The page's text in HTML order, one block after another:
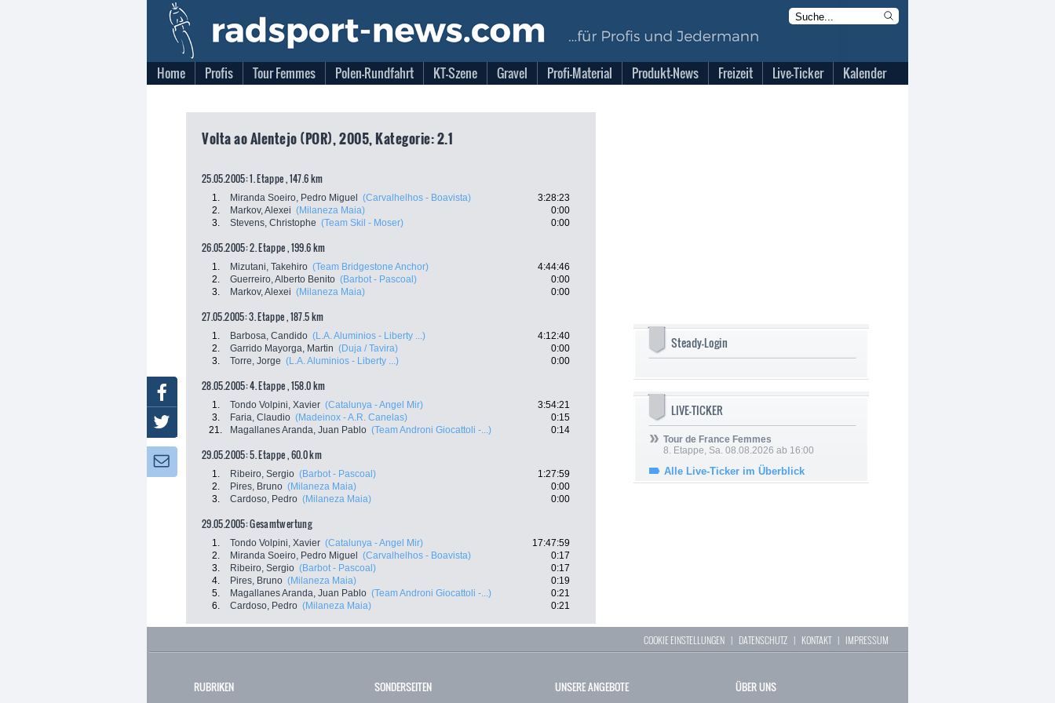
Home Profis Tour Femmes Polen-Rundfahrt KT-Szene Gravel Profi-Material Produkt-News Freizeit Live-Ticker Kalender
Volta ao Alentejo (POR), 2005, Kategorie: 2.1
25.05.2005: 1. Etappe , 147.6 km
1. Miranda Soeiro, Pedro Miguel (Carvalhelhos - Boavista)
3:28:23
2.
Markov, Alexei (Milaneza Maia)
0:00
3.
Stevens, Christophe (Team Skil - Moser) 0:00
26.05.2005: 2. Etappe , 199.6 km
1. Mizutani, Takehiro (Team Bridgestone Anchor)
4:44:46
2.
Guerreiro, Alberto Benito (Barbot - Pascoal)
0:00
3.
Markov, Alexei (Milaneza Maia) 0:00
27.05.2005: 3. Etappe , 187.5 km
1. Barbosa, Candido (L.A. Aluminios - Liberty ...)
4:12:40
2.
Garrido Mayorga, Martin (Duja / Tavira)
0:00
3.
Torre, Jorge (L.A. Aluminios - Liberty ...) 0:00
28.05.2005: 4. Etappe , 158.0 km
1. Tondo Volpini, Xavier (Catalunya - Angel Mir)
3:54:21
3.
Faria, Claudio (Madeinox - A.R. Canelas)
0:15
21.
Magallanes Aranda, Juan Pablo (Team Androni Giocattoli -...) 0:14
29.05.2005: 5. Etappe , 60.0 km
1. Ribeiro, Sergio (Barbot - Pascoal)
1:27:59
2.
Pires, Bruno (Milaneza Maia)
0:00
3.
Cardoso, Pedro (Milaneza Maia) 0:00
29.05.2005: Gesamtwertung
1. Tondo Volpini, Xavier (Catalunya - Angel Mir)
17:47:59
2.
Miranda Soeiro, Pedro Miguel (Carvalhelhos - Boavista)
0:17
3.
Ribeiro, Sergio (Barbot - Pascoal)
0:17
4.
Pires, Bruno (Milaneza Maia)
0:19
5.
Magallanes Aranda, Juan Pablo (Team Androni Giocattoli -...)
0:21
6.
Cardoso, Pedro (Milaneza Maia) 0:21
Steady-Login
LIVE-TICKER
Tour de France Femmes
8. Etappe, Sa. 08.08.2026 ab 16:00
Alle Live-Ticker im Überblick
Facebook
Twitter
Newsletter:
COOKIE EINSTELLUNGEN | DATENSCHUTZ | KONTAKT| IMPRESSUM
RUBRIKEN SONDERSEITEN UNSERE ANGEBOTE ÜBER UNS